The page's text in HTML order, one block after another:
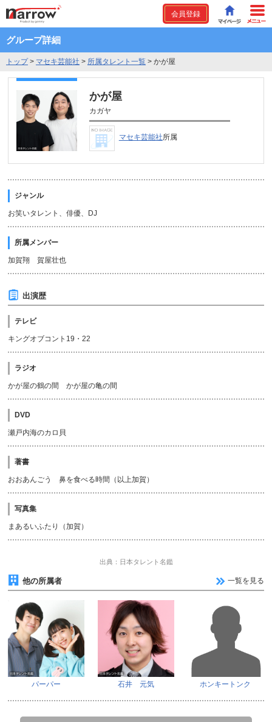
会員登録
グループ詳細
トップ> マセキ芸能社 > 所属タレント一覧 > かが屋
かが屋
カガヤ
マセキ芸能社所属
ジャンル
お笑いタレント、俳優、DJ
所属メンバー
加賀翔 賀屋壮也
出演歴
テレビ
キングオブコント19・22
ラジオ
かが屋の鶴の間 かが屋の亀の間
DVD
瀬戸内海のカロ貝
著書
おおあんごう 鼻を食べる時間（以上加賀）
写真集
まあるいふたり（加賀）
出典：日本タレント名鑑
他の所属者 一覧を見る
パーパー 石井 元気 ホンキートンク